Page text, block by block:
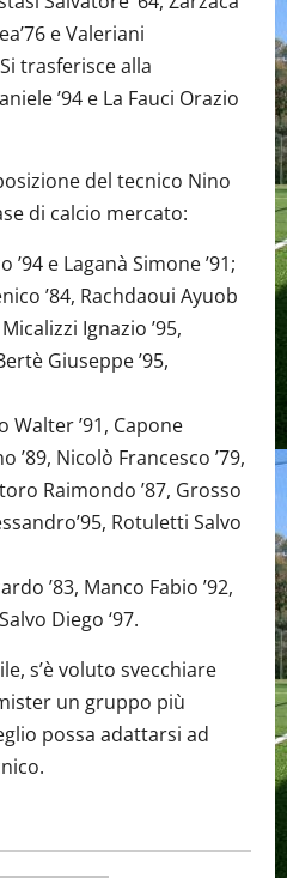
e Valeriani
trasferisce alla
’94 e La Fauci Orazio
del tecnico Nino
di calcio mercato:
e Laganà Simone ’91;
’84, Rachdaoui Ayuob
Ignazio ’95,
Giuseppe ’95,
’91, Capone
’89, Nicolò Francesco ’79,
Raimondo ’87, Grosso
Rotuletti Salvo
’83, Manco Fabio ’92,
Diego ‘97.
s’è voluto svecchiare
un gruppo più
possa adattarsi ad